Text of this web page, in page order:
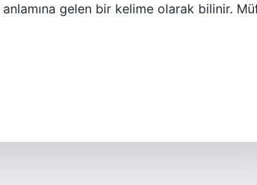
gelen bir kelime olarak bilinir.